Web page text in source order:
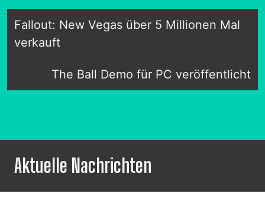
Fallout: New Vegas über 5 Millionen Mal
verkauft
The Ball Demo für PC veröffentlicht
Aktuelle Nachrichten